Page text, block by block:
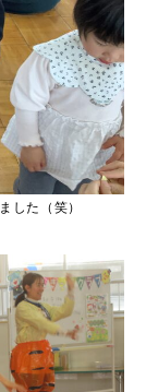
した（笑）